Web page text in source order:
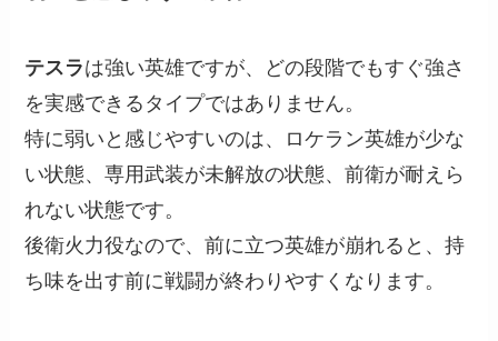
テスラは強い英雄ですが、どの段階でもすぐ強さ
を実感できるタイプではありません。
特に弱いと感じやすいのは、ロケラン英雄が少な
い状態、専用武装が未解放の状態、前衛が耐えら
れない状態です。
後衛火力役なので、前に立つ英雄が崩れると、持
ち味を出す前に戦闘が終わりやすくなります。